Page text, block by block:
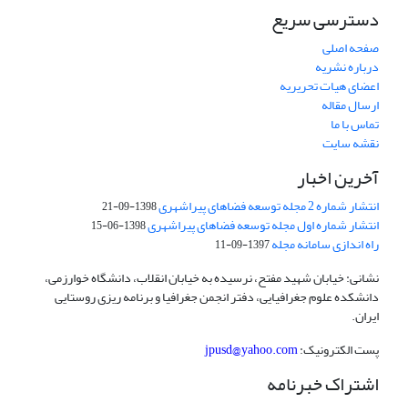
دسترسی سریع
صفحه اصلی
درباره نشریه
اعضای هیات تحریریه
ارسال مقاله
تماس با ما
نقشه سایت
آخرین اخبار
انتشار شماره 2 مجله توسعه فضاهای پیراشهری 1398-09-21
انتشار شماره اول مجله توسعه فضاهای پیراشهری1398-06-15
راه اندازی سامانه مجله1397-09-11
نشانی: خیابان شهید مفتح، نرسیده به خیابان انقلاب، دانشگاه خوارزمی،
دانشکده علوم جغرافیایی، دفتر انجمن جغرافیا و برنامه ریزی روستایی
ایران.
پست الکترونیک:jpusd@yahoo.com
اشتراک خبرنامه